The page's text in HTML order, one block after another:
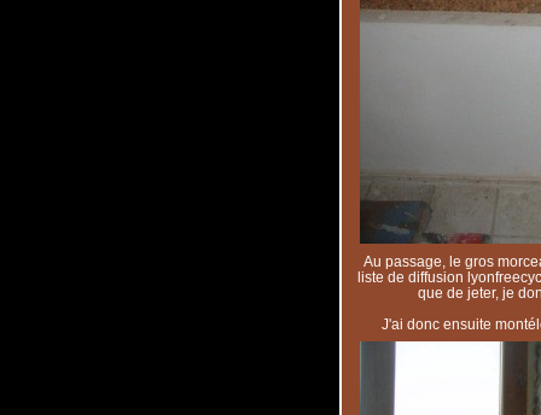
Au passage, le gros
liste de diffusion
que de jeter, je
J'ai donc ensuite